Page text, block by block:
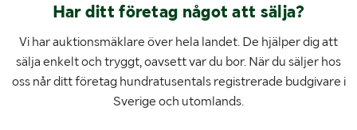
Har ditt företag något att sälja?
Vi har auktionsmäklare över hela landet. De hjälper dig att
sälja enkelt och tryggt, oavsett var du bor. När du säljer hos
oss når ditt företag hundratusentals registrerade budgivare i
Sverige och utomlands.